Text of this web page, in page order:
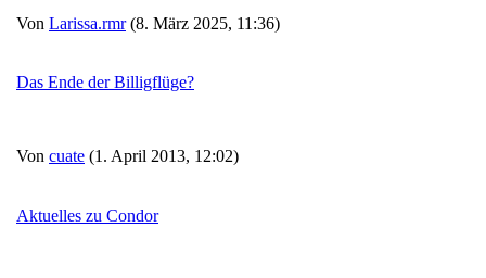
Von Larissa.rmr(8. März 2025, 11:36)
Das Ende der Billigflüge?
Von cuate (1. April 2013, 12:02)
Aktuelles zu Condor